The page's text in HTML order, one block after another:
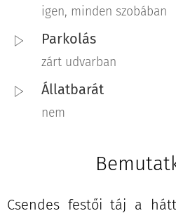
igen, minden szobában
Parkolás
zárt udvarban
Állatbarát
nem
Csendes festői táj a